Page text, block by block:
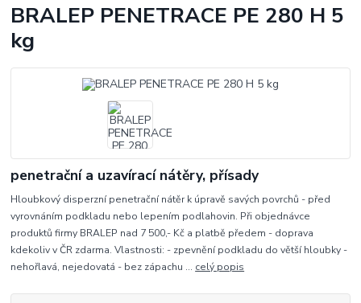
BRALEP PENETRACE PE 280 H 5
kg
penetrační a uzavírací nátěry, přísady
Hloubkový disperzní penetrační nátěr k úpravě savých povrchů - před
vyrovnáním podkladu nebo lepením podlahovin. Při objednávce
produktů firmy BRALEP nad 7 500,- Kč a platbě předem - doprava
kdekoliv v ČR zdarma. Vlastnosti: - zpevnění podkladu do větší hloubky -
nehořlavá, nejedovatá - bez zápachu ... celý popis